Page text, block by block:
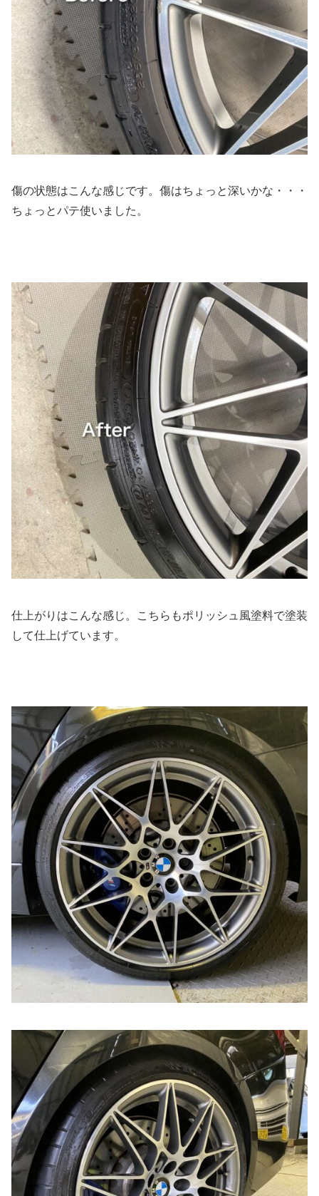
傷の状態はこんな感じです。傷はちょっと深いかな・・・
ちょっとパテ使いました。
仕上がりはこんな感じ。こちらもポリッシュ風塗料で塗装
して仕上げています。